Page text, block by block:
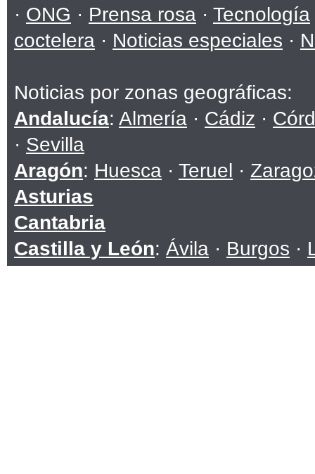
· ONG · Prensa rosa · Tecnología
coctelera · Noticias especiales ·
Noticias por zonas geográficas:
Andalucía: Almería · Cádiz ·
· Sevilla
Aragón: Huesca · Teruel ·
Asturias
Cantabria
Castilla y León: Ávila · Burgos ·